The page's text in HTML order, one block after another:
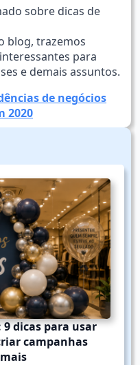
sobre dicas de
blog, trazemos
para
e demais assuntos.
de negócios
2020
9 dicas para usar
campanhas